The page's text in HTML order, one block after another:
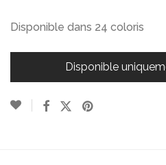
Disponible dans 24 coloris
Disponible